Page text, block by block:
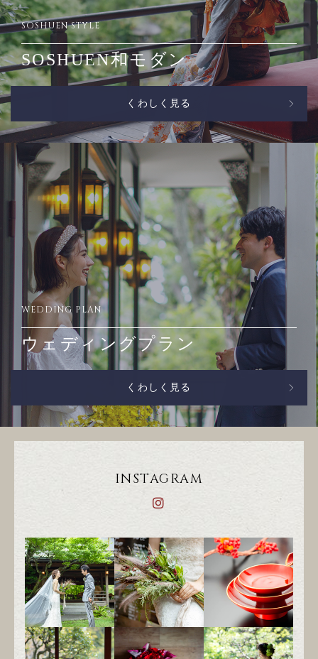
SOSHUEN STYLE
SOSHUEN和モダン
くわしく見る
WEDDING PLAN
ウェディングプラン
くわしく見る
INSTAGRAM